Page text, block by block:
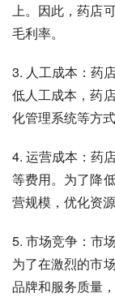
上。因此，药店
毛利率。
3. 人工成本：药
低人工成本，药
化管理系统等方
4. 运营成本：药
等费用。为了降
营规模，优化资
5. 市场竞争：市
为了在激烈的市
品牌和服务质量